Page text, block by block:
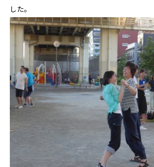
した。